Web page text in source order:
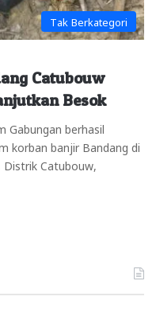
Tak Berkategori
Catubouw
Besok
Gabungan berhasil
korban banjir Bandang di
Distrik Catubouw,